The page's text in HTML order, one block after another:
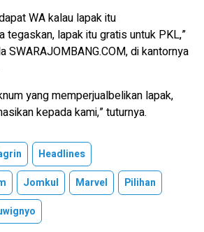
WA kalau lapak itu
tegaskan, lapak itu gratis untuk PKL,”
SWARAJOMBANG.COM, di kantornya
yang memperjualbelikan lapak,
kepada kami,” tuturnya.
Headlines
Jomkul Marvel
Pilihan